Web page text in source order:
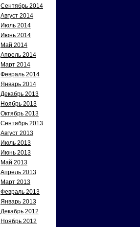
Сентябрь 2014
Август 2014
Июль 2014
Июнь 2014
Май 2014
Апрель 2014
Март 2014
Февраль 2014
Январь 2014
Декабрь 2013
Ноябрь 2013
Октябрь 2013
Сентябрь 2013
Август 2013
Июль 2013
Июнь 2013
Май 2013
Апрель 2013
Март 2013
Февраль 2013
Январь 2013
Декабрь 2012
Ноябрь 2012